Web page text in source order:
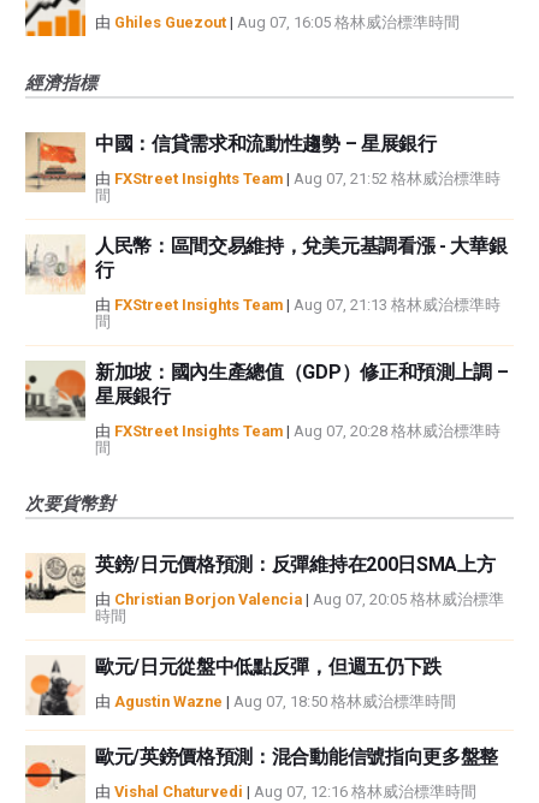
由 Ghiles Guezout | Aug 07, 16:05 格林威治標準時間
經濟指標
中國：信貸需求和流動性趨勢 – 星展銀行
由 FXStreet Insights Team | Aug 07, 21:52 格林威治標準時
間
人民幣：區間交易維持，兌美元基調看漲 - 大華銀
行
由 FXStreet Insights Team | Aug 07, 21:13 格林威治標準時
間
新加坡：國內生產總值（GDP）修正和預測上調 –
星展銀行
由 FXStreet Insights Team | Aug 07, 20:28 格林威治標準時
間
次要貨幣對
英鎊/日元價格預測：反彈維持在200日SMA上方
由 Christian Borjon Valencia | Aug 07, 20:05 格林威治標準
時間
歐元/日元從盤中低點反彈，但週五仍下跌
由 Agustin Wazne | Aug 07, 18:50 格林威治標準時間
歐元/英鎊價格預測：混合動能信號指向更多盤整
由 Vishal Chaturvedi | Aug 07, 12:16 格林威治標準時間